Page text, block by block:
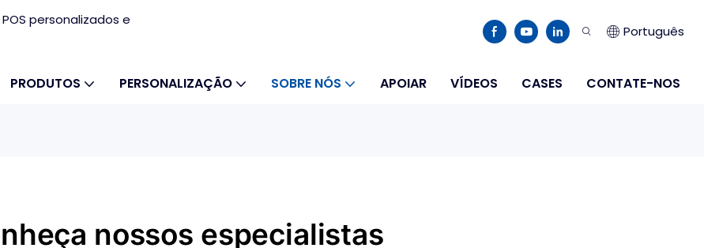
personalizados e
Português
PRODUTOS PERSONALIZAÇÃO SOBRE NÓS APOIAR VÍDEOS CASES CONTATE-NOS
nossos especialistas